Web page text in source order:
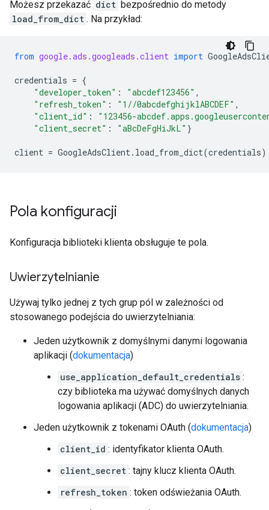
Możesz przekazać dict bezpośrednio do metody
load_from_dict . Na przykład:
from google.ads.googleads.client import
credentials = {
"developer_token" : "abcdef123456" ,
"refresh_token" : "1//0abcdefghijklABCDEF" ,
"client_id" :
"123456-
"client_secret" : "aBcDeFgHiJkL" }
client = GoogleAdsClient. load_from_dict(credentials)
Pola konfiguracji
Konfiguracja biblioteki klienta obsługuje te pola.
Uwierzytelnianie
Używaj tylko jednej z tych grup pól w zależności od
stosowanego podejścia do uwierzytelniania:
Jeden użytkownik z domyślnymi danymi logowania
aplikacji (dokumentacja)
use_application_default_credentials :
czy biblioteka ma używać domyślnych danych
logowania aplikacji (ADC) do uwierzytelniania.
Jeden użytkownik z tokenami OAuth (dokumentacja)
client_id : identyfikator klienta OAuth.
client_secret : tajny klucz klienta OAuth.
refresh_token : token odświeżania OAuth.